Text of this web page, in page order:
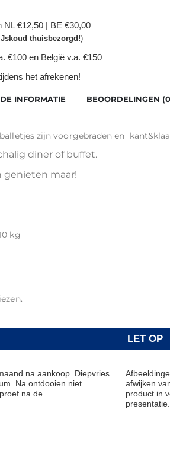
NL €12,50 | BE €30,00
thuisbezorgd!)
€100 en België v.a. €150
het afrekenen!
INFORMATIE BEOORDELINGEN
zijn voorgebraden en
diner of buffet.
genieten maar!
kg
LET OP
na aankoop. Diepvries
Na ontdooien niet
na de
afwijken
product in
presentatie.